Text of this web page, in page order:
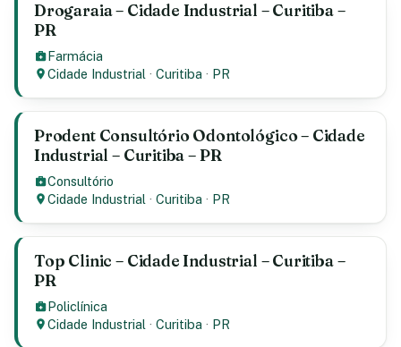
Drogaraia – Cidade Industrial – Curitiba –
PR
Farmácia
Cidade Industrial ·Curitiba · PR
Prodent Consultório Odontológico – Cidade
Industrial – Curitiba – PR
Consultório
Cidade Industrial ·Curitiba · PR
Top Clinic – Cidade Industrial – Curitiba –
PR
Policlínica
Cidade Industrial ·Curitiba · PR